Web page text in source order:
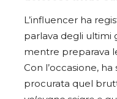
L’influencer ha
parlava degli ultimi
mentre preparava
Con l’occasione,
procurata quel